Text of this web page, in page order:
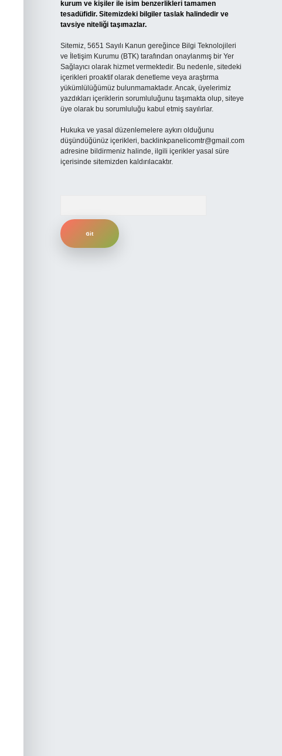
kurum ve kişiler ile isim benzerlikleri tamamen
tesadüfidir. Sitemizdeki bilgiler taslak halindedir ve
tavsiye niteliği taşımazlar.
Sitemiz, 5651 Sayılı Kanun gereğince Bilgi Teknolojileri
ve İletişim Kurumu (BTK) tarafından onaylanmış bir Yer
Sağlayıcı olarak hizmet vermektedir. Bu nedenle, sitedeki
içerikleri proaktif olarak denetleme veya araştırma
yükümlülüğümüz bulunmamaktadır. Ancak, üyelerimiz
yazdıkları içeriklerin sorumluluğunu taşımakta olup, siteye
üye olarak bu sorumluluğu kabul etmiş sayılırlar.
Hukuka ve yasal düzenlemelere aykırı olduğunu
düşündüğünüz içerikleri, backlinkpanelicomtr@gmail.com
adresine bildirmeniz halinde, ilgili içerikler yasal süre
içerisinde sitemizden kaldırılacaktır.